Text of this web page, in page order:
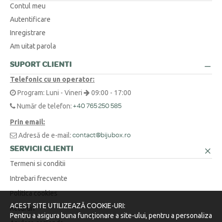
produsului.
Da! Oferim retur 100% gratuit în termen de 30 de zile, chiar și pentru
produsele personalizate. Satisfacția ta este tot ce contează. Noi
DIVERSE
Cum aflu mărimea corectă pentru un inel sau un lanț?
O metodă simplă este să înfășori o ață în jurul degetului sau la baza
gâtului, să marchezi punctul unde se suprapune, apoi să măsori
lungimea obținută cu o riglă.
Suntem aici pentru tine! Ne poți contacta telefonic la 0371 230 499, prin
WhatsApp la +40 770 921 356 sau prin email la
Contul meu
Autentificare
Inregistrare
Am uitat parola
SUPORT CLIENTI
Telefonic cu un operator:
Program: Luni - Vineri
09:00 - 17:00
Număr de telefon: +40 765 250 585
Prin email:
Adresă de e-mail: contact@bijubox.ro
SERVICII CLIENTI
Termeni si conditii
Intrebari frecvente
Politica cookies
Retururi
ACEST SITE UTILIZEAZĂ COOKIE-URI:
Pentru a asigura buna funcționare a site-ului, pentru a personaliza